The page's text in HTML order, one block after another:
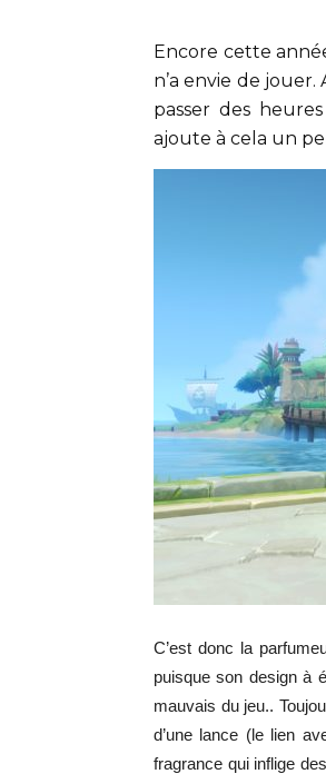
Encore cette
n’a envie de
passer des
ajoute à cela un
C’est donc la
puisque son design à
mauvais du jeu..
d’une lance (le lien
fragrance qui inflige